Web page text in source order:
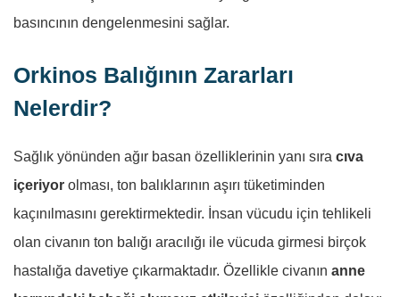
basıncının dengelenmesini sağlar.
Orkinos Balığının Zararları
Nelerdir?
Sağlık yönünden ağır basan özelliklerinin yanı sıra cıva
içeriyor olması, ton balıklarının aşırı tüketiminden
kaçınılmasını gerektirmektedir. İnsan vücudu için tehlikeli
olan civanın ton balığı aracılığı ile vücuda girmesi birçok
hastalığa davetiye çıkarmaktadır. Özellikle civanın anne